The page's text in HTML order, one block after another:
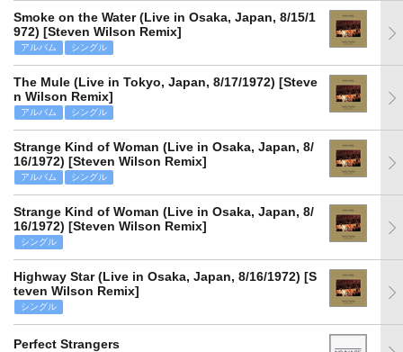
Smoke on the Water (Live in Osaka, Japan, 8/15/1
972) [Steven Wilson Remix]
アルバム シングル
The Mule (Live in Tokyo, Japan, 8/17/1972) [Steve
n Wilson Remix]
アルバム シングル
Strange Kind of Woman (Live in Osaka, Japan, 8/
16/1972) [Steven Wilson Remix]
アルバム シングル
Strange Kind of Woman (Live in Osaka, Japan, 8/
16/1972) [Steven Wilson Remix]
シングル
Highway Star (Live in Osaka, Japan, 8/16/1972) [S
teven Wilson Remix]
シングル
Perfect Strangers